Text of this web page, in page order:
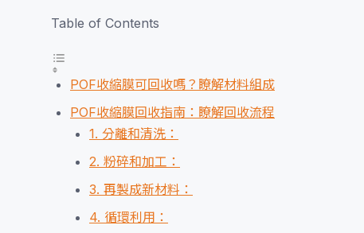
Table of Contents
POF收縮膜可回收嗎？瞭解材料組成
POF收縮膜回收指南：瞭解回收流程
1. 分離和清洗：
2. 粉碎和加工：
3. 再製成新材料：
4. 循環利用：